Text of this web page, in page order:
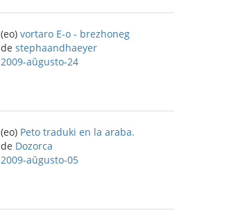
(eo) vortaro E-o - brezhoneg
de stephaandhaeyer
2009-aŭgusto-24
(eo) Peto traduki en la araba.
de Dozorca
2009-aŭgusto-05